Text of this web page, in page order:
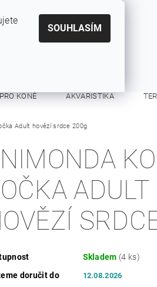
KONĚ AKVARISTIKA
KONTAKTY
Adult hovězí srdce 200g
ADULT
Skladem (4 ks)
doručit do
12.08.2026
SOUHLASÍM